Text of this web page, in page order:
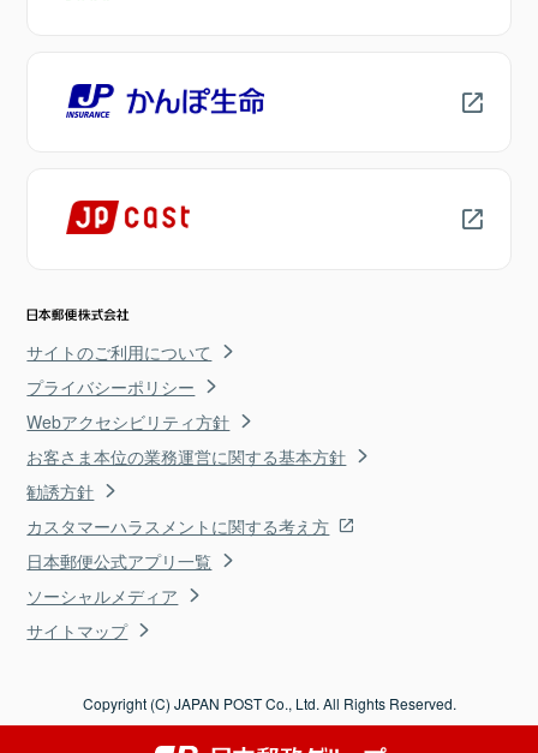
サイトのご利用について
プライバシーポリシー
Webアクセシビリティ方針
お客さま本位の業務運営に関する基本方針
勧誘方針
カスタマーハラスメントに関する考え方
日本郵便公式アプリ一覧
ソーシャルメディア
サイトマップ
Copyright (C) JAPAN POST Co., Ltd. All Rights Reserved.